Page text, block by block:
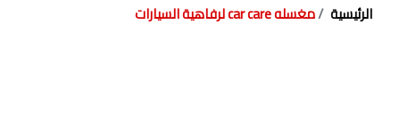
الرئيسية مغسله car care لرفاهية السيارات